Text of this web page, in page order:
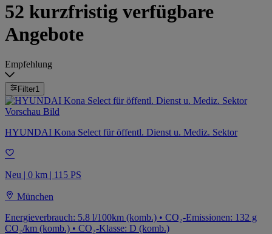
52 kurzfristig verfügbare
Angebote
Empfehlung
Filter1
HYUNDAI Kona Select für öffentl. Dienst u. Mediz. Sektor
Neu | 0 km | 115 PS
München
Energieverbrauch: 5.8 l/100km (komb.) • CO₂-Emissionen: 132 g
CO₂/km (komb.) • CO₂-Klasse: D (komb.)